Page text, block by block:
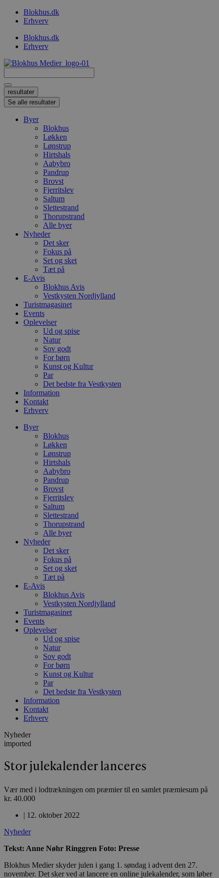
VidereBlokhus.dk
Erhverv
Blokhus.dk
Erhverv
...
resultater
Se alle resultater
Byer
Blokhus
Løkken
Lønstrup
Hirtshals
Aabybro
Pandrup
Brovst
Fjerritslev
Saltum
Slettestrand
Thorupstrand
Alle byer
Nyheder
Det sker
Fokus på
Set og sket
Tæt på
E-Avis
Blokhus Avis
Vestkysten Nordjylland
Turistmagasinet
Events
Oplevelser
Ud og spise
Natur
Sov godt
For børn
Kunst og Kultur
Par
Det bedste fra Vestkysten
Information
Kontakt
Erhverv
Byer
Blokhus
Løkken
Lønstrup
Hirtshals
Aabybro
Pandrup
Brovst
Fjerritslev
Saltum
Slettestrand
Thorupstrand
Alle byer
Nyheder
Det sker
Fokus på
Set og sket
Tæt på
E-Avis
Blokhus Avis
Vestkysten Nordjylland
Turistmagasinet
Events
Oplevelser
Ud og spise
Natur
Sov godt
For børn
Kunst og Kultur
Par
Det bedste fra Vestkysten
Information
Kontakt
Erhverv
Nyheder
imported
Stor julekalender lanceres
Vær med i lodtrækningen om præmier til en samlet præmiesum på
kr. 40.000
| 12. oktober 2022
Nyheder
Tekst: Anne Nøhr Ringgren Foto: Presse
Blokhus Medier skyder julen i gang 1. søndag i advent den 27.
november. Det sker ved at lancere en online julekalender, som løber